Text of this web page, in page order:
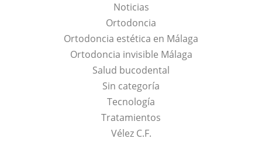
Noticias
Ortodoncia
Ortodoncia estética en Málaga
Ortodoncia invisible Málaga
Salud bucodental
Sin categoría
Tecnología
Tratamientos
Vélez C.F.